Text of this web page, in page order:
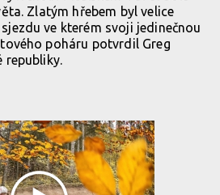
Zlatým hřebem byl velice
ve kterém svoji jedinečnou
poháru potvrdil Greg
republiky.